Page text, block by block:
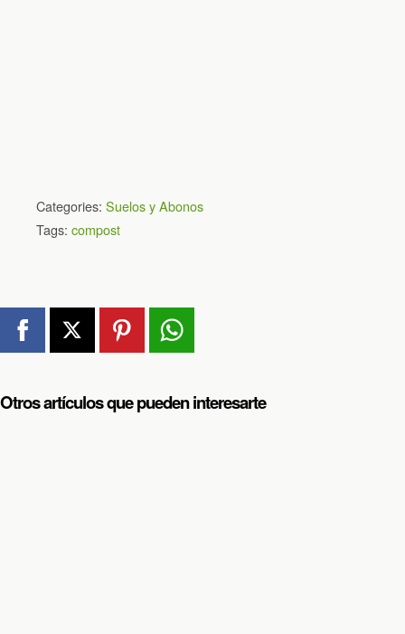
Categories: Suelos y Abonos
Tags: compost
Otros artículos que pueden interesarte